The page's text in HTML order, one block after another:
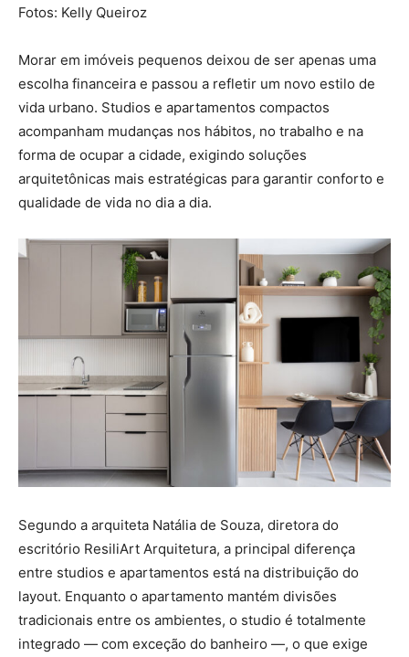
Fotos: Kelly Queiroz
Morar em imóveis pequenos deixou de ser apenas uma
escolha financeira e passou a refletir um novo estilo de
vida urbano. Studios e apartamentos compactos
acompanham mudanças nos hábitos, no trabalho e na
forma de ocupar a cidade, exigindo soluções
arquitetônicas mais estratégicas para garantir conforto e
qualidade de vida no dia a dia.
Segundo a arquiteta Natália de Souza, diretora do
escritório ResiliArt Arquitetura, a principal diferença
entre studios e apartamentos está na distribuição do
layout. Enquanto o apartamento mantém divisões
tradicionais entre os ambientes, o studio é totalmente
integrado — com exceção do banheiro —, o que exige